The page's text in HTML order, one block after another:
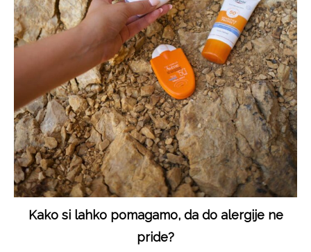
Kako si lahko pomagamo, da do alergije ne
pride?